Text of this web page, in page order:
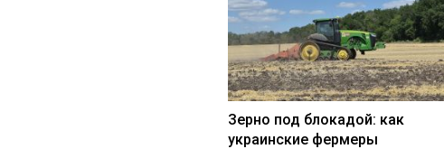
Зерно под блокадой: как
украинские фермеры